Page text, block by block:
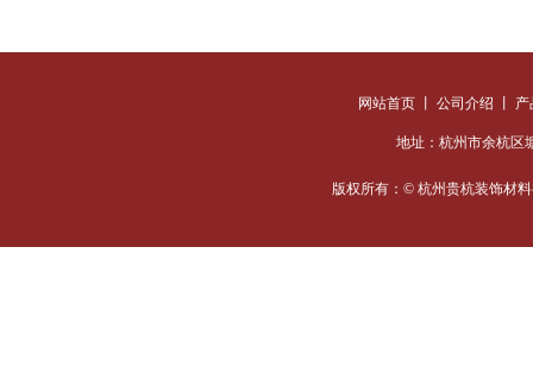
网站首页 公司介绍 产
地址：杭州市余杭区
版权所有：© 杭州贵杭装饰材